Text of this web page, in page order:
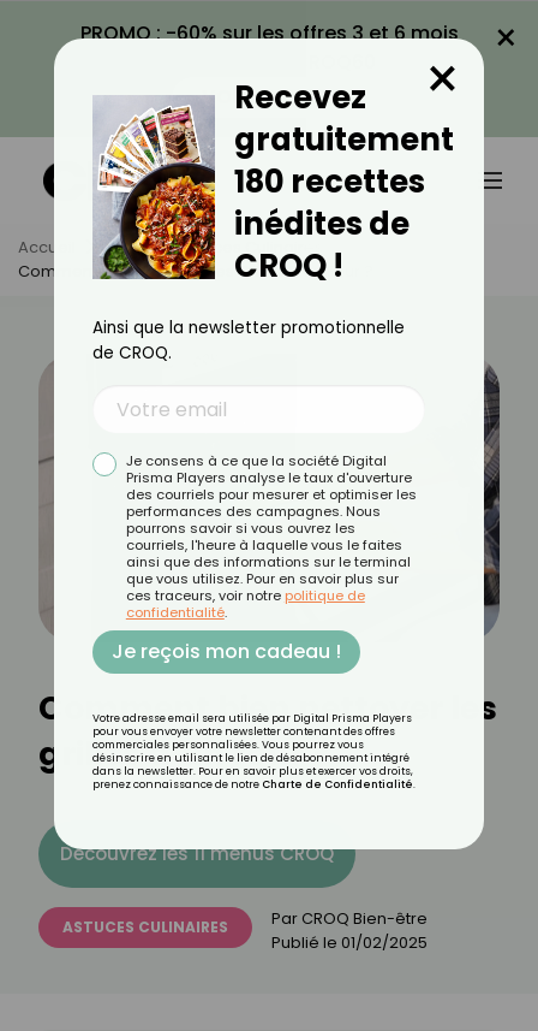
PROMO : -60% sur les offres 3 et 6 mois
VOIR LA PROMO
×
Accueil Actus
Astuces Culinaires
Comment Bien Nettoyer Les Grilles D’un Four ?
Comment bien nettoyer les
grilles d’un four ?
Découvrez les 11 menus CROQ
ASTUCES CULINAIRES Par CROQ Bien-être
Publié le 01/02/2025
Recevez
gratuitement
180 recettes
inédites de
CROQ !
×
Ainsi que la newsletter promotionnelle
de CROQ.
Je consens à ce que la société Digital
Prisma Players analyse le taux d'ouverture
des courriels pour mesurer et optimiser les
performances des campagnes. Nous
pourrons savoir si vous ouvrez les
courriels, l'heure à laquelle vous le faites
ainsi que des informations sur le terminal
que vous utilisez. Pour en savoir plus sur
ces traceurs, voir notre politique de
confidentialité.
Je reçois mon cadeau !
Votre adresse email sera utilisée par Digital Prisma Players
pour vous envoyer votre newsletter contenant des offres
commerciales personnalisées. Vous pourrez vous
désinscrire en utilisant le lien de désabonnement intégré
dans la newsletter. Pour en savoir plus et exercer vos droits,
prenez connaissance de notre Charte de Confidentialité.